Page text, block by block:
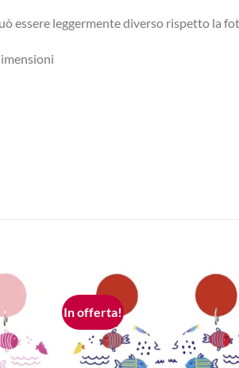
essere leggermente diverso rispetto la
Aggiungi
alla lista
dei
desideri
In offerta!
alla
dei